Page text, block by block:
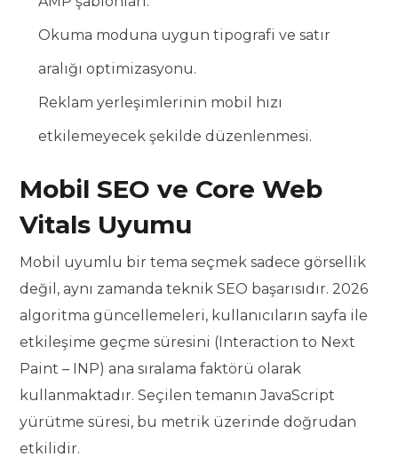
Okuma moduna uygun tipografi ve satır
aralığı optimizasyonu.
Reklam yerleşimlerinin mobil hızı
etkilemeyecek şekilde düzenlenmesi.
Mobil SEO ve Core Web
Vitals Uyumu
Mobil uyumlu bir tema seçmek sadece görsellik
değil, aynı zamanda teknik SEO başarısıdır. 2026
algoritma güncellemeleri, kullanıcıların sayfa ile
etkileşime geçme süresini (Interaction to Next
Paint – INP) ana sıralama faktörü olarak
kullanmaktadır. Seçilen temanın JavaScript
yürütme süresi, bu metrik üzerinde doğrudan
etkilidir.